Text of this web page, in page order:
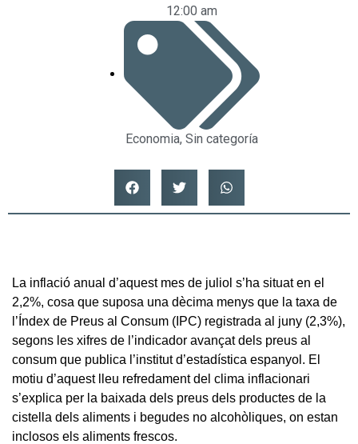
12:00 am
Economia, Sin categoría
La inflació anual d’aquest mes de juliol s’ha situat en el
2,2%, cosa que suposa una dècima menys que la taxa de
l’Índex de Preus al Consum (IPC) registrada al juny (2,3%),
segons les xifres de l’indicador avançat dels preus al
consum que publica l’institut d’estadística espanyol. El
motiu d’aquest lleu refredament del clima inflacionari
s’explica per la baixada dels preus dels productes de la
cistella dels aliments i begudes no alcohòliques, on estan
inclosos els aliments frescos.